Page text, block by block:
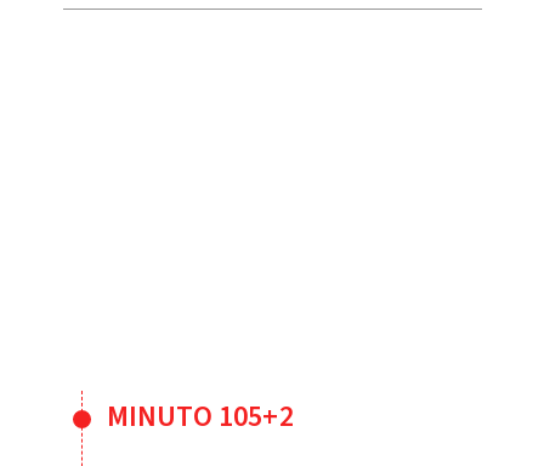
MINUTO 105+2